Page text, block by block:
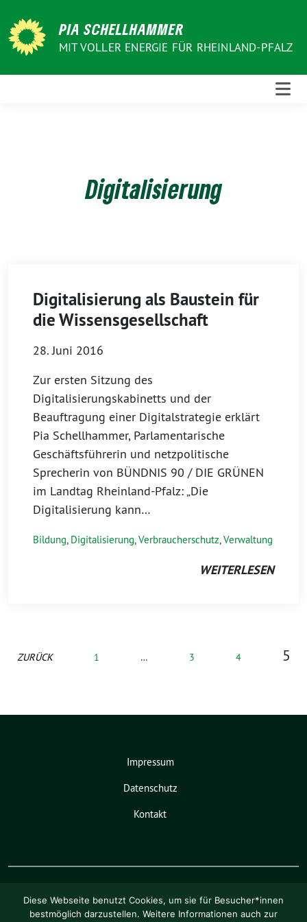
zum
Inhalt
PIA SCHELLHAMMER
MIT VOLLER ENERGIE FÜR RHEINLAND-PFALZ
Digitalisierung
Digitalisierung als Baustein für
die Wissensgesellschaft
28. Juni 2016
Zur ersten Sitzung des
Digitalisierungskabinetts und der
Beauftragung einer Digitalstrategie erklärt
Pia Schellhammer, Parlamentarische
Geschäftsführerin und netzpolitische
Sprecherin von BÜNDNIS 90 / DIE GRÜNEN
im Landtag Rheinland-Pfalz: „Die
Digitalisierung kann…
Bildung, Digitalisierung,Verbraucherschutz,Verwaltung
WEITERLESEN
ZURÜCK 1 … 3 4 5
Impressum
Datenschutz
Kontakt
Diese Webseite benutzt Cookies, um sie für Besucher*innen
bestmöglich darzustellen. Weitere Informationen auch zur